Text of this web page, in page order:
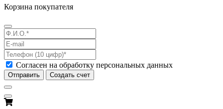
Корзина покупателя
Согласен на обработку персональных данных
Отправить Создать счет